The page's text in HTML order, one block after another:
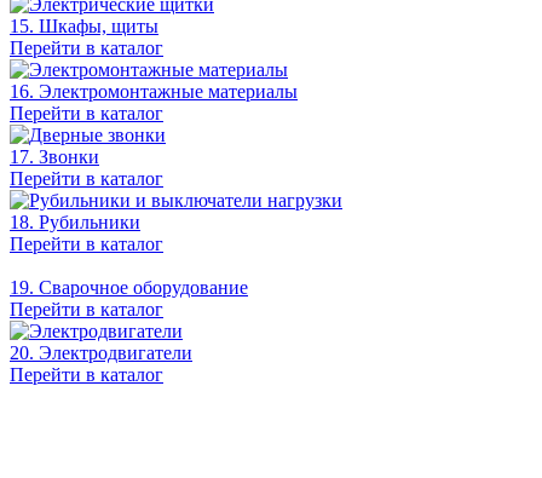
15. Шкафы, щиты
Перейти в каталог
16. Электромонтажные материалы
Перейти в каталог
17. Звонки
Перейти в каталог
18. Рубильники
Перейти в каталог
19. Сварочное оборудование
Перейти в каталог
20. Электродвигатели
Перейти в каталог